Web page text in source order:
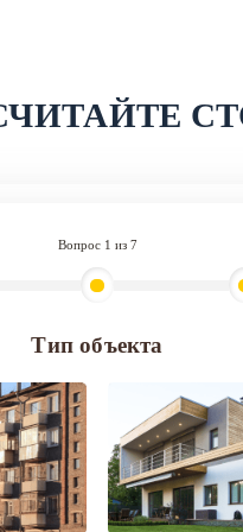
Вопрос 1 из 7
Тип объекта